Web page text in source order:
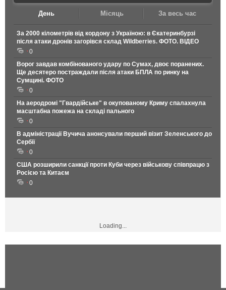
День Місяць За весь час
За 2000 кілометрів від кордону з Україною: в Єкатеринбурзі
після атаки дронів загорівся склад Wildberries. ФОТО. ВІДЕО
0
Ворог завдав комбінованого удару по Сумах, двоє поранених.
Ще десятеро постраждали після атаки БПЛА по ринку на
Сумщині. ФОТО
0
На аеродромі "Гвардійське" в окупованому Криму спалахнула
масштабна пожежа на складі пального
0
В адміністрації Вучича анонсували перший візит Зеленського до
Сербії
0
США розширили санкції проти Куби через військову співпрацю з
Росією та Китаєм
0
Loading...